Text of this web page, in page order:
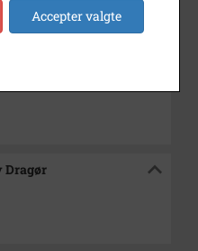
(1000-2050)
Dragør
Accepter valgte